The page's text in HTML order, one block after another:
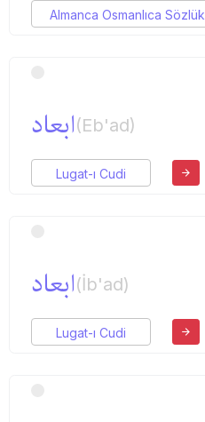
Almanca Osmanlıca Sözlük
ابعاد(Eb'ad)
Lugat-ı Cudi
ابعاد(İb'ad)
Lugat-ı Cudi